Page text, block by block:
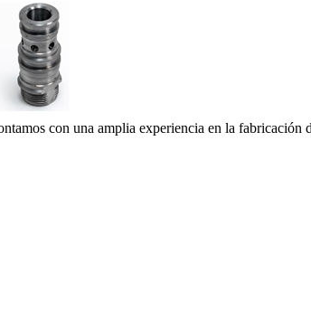
con una amplia experiencia en la fabricación